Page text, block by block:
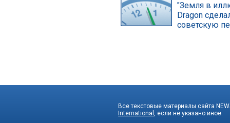
"Земля в
Dragon
советскую
Все текстовые материалы сайта
International
, если не указано иное.